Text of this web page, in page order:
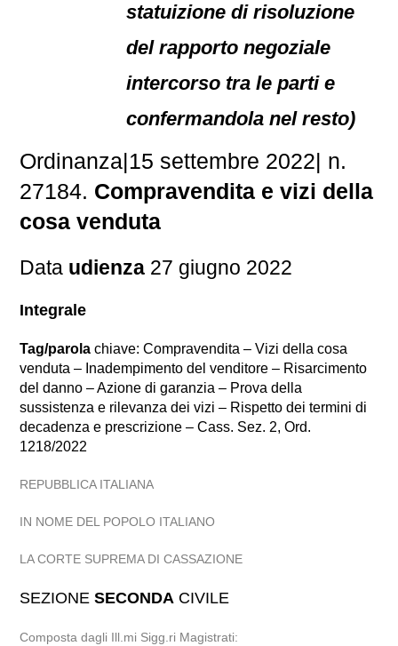
statuizione di risoluzione
del rapporto negoziale
intercorso tra le parti e
confermandola nel resto)
Ordinanza|15 settembre 2022| n.
27184. Compravendita e vizi della
cosa venduta
Data udienza 27 giugno 2022
Integrale
Tag/parola chiave: Compravendita – Vizi della cosa
venduta – Inadempimento del venditore – Risarcimento
del danno – Azione di garanzia – Prova della
sussistenza e rilevanza dei vizi – Rispetto dei termini di
decadenza e prescrizione – Cass. Sez. 2, Ord.
1218/2022
REPUBBLICA ITALIANA
IN NOME DEL POPOLO ITALIANO
LA CORTE SUPREMA DI CASSAZIONE
SEZIONESECONDA CIVILE
Composta dagli Ill.mi Sigg.ri Magistrati: